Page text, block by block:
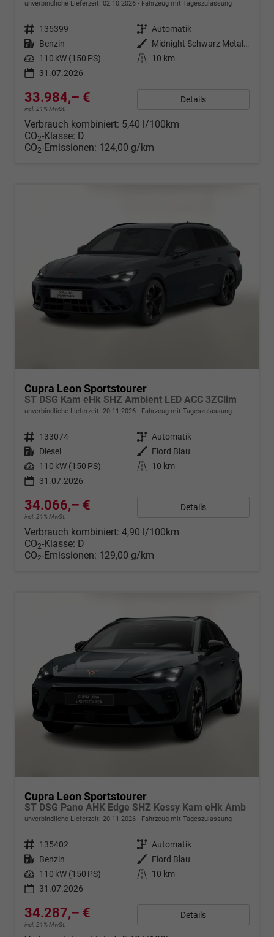
unverbindliche Lieferzeit: 02.10.2026 Fahrzeug mit Tageszulassung
Fahrzeugnr. 135399 Getriebe Automatik
Kraftstoff Benzin Außenfarbe
Midnight Schwarz Metallic
Leistung 110 kW (150 PS) Kilometerstand
10 km
31.07.2026
33.984,– €
incl. 21% MwSt.
Details
Verbrauch kombiniert: 5,40 l/100km
CO2-Klasse: D
CO2-Emissionen: 124,00 g/km
Cupra Leon Sportstourer
ST DSG Kam eHk SHZ Ambient LED ACC 3ZClim
unverbindliche Lieferzeit: 20.11.2026 Fahrzeug mit Tageszulassung
Fahrzeugnr. 133074 Getriebe Automatik
Kraftstoff Diesel Außenfarbe Fiord Blau
Leistung 110 kW (150 PS) Kilometerstand
10 km
31.07.2026
34.066,– €
incl. 21% MwSt.
Details
Verbrauch kombiniert: 4,90 l/100km
CO2-Klasse: D
CO2-Emissionen: 129,00 g/km
Cupra Leon Sportstourer
ST DSG Pano AHK Edge SHZ Kessy Kam eHk Amb
unverbindliche Lieferzeit: 20.11.2026 Fahrzeug mit Tageszulassung
Fahrzeugnr. 135402 Getriebe Automatik
Kraftstoff Benzin Außenfarbe Fiord Blau
Leistung 110 kW (150 PS) Kilometerstand
10 km
31.07.2026
34.287,– €
incl. 21% MwSt.
Details